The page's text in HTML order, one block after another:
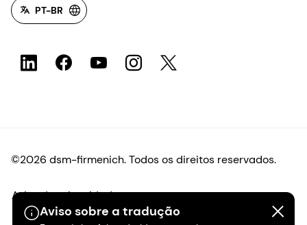
Aviso sobre a tradução
PT-BR
©2026 dsm-firmenich. Todos os direitos reservados.
Aviso de privacidade